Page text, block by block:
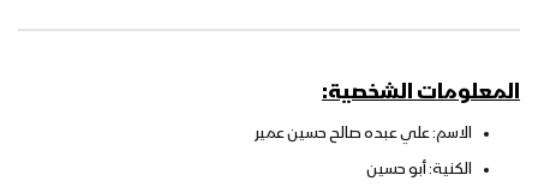
المعلومات الشخصية:
الاسم: علي عبده صالح حسين عمير
الكنية: أبو حسين